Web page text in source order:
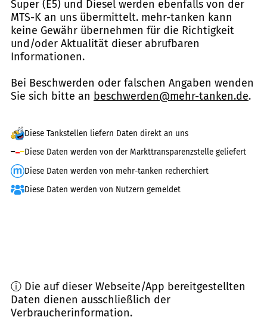
Super (E5) und Diesel werden ebenfalls von der
MTS-K an uns übermittelt. mehr-tanken kann
keine Gewähr übernehmen für die Richtigkeit
und/oder Aktualität dieser abrufbaren
Informationen.
Bei Beschwerden oder falschen Angaben wenden
Sie sich bitte an beschwerden@mehr-tanken.de.
Diese Tankstellen liefern Daten direkt an uns
Diese Daten werden von der Markttransparenzstelle geliefert
Diese Daten werden von mehr-tanken recherchiert
Diese Daten werden von Nutzern gemeldet
ⓘ Die auf dieser Webseite/App bereitgestellten
Daten dienen ausschließlich der
Verbraucherinformation.